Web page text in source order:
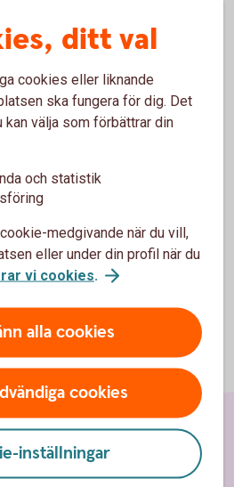
via stiftelsen och fokus på
Göinge en viktig aktör och
som kombinerar
och skapar
till alla kunder och alla ni
och gör det möjligt för oss att
en riktig bank.
ditt val
cookies eller liknande
ska fungera för dig. Det
välja som förbättrar din
och statistik
medgivande när du vill,
eller under din profil när du
vi cookies.
alla cookies
cookies
inställningar